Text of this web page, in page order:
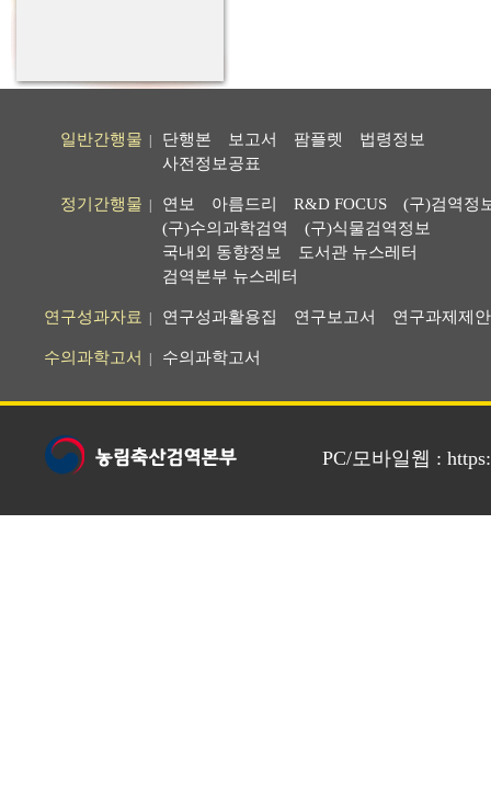
일반간행물 단행본 보고서 팜플렛
법령정보
사전정보공표
정기간행물 연보 아름드리 R&D FOCUS
(구)검역정
(구)수의과학검역
(구)식물검역정보
국내외 동향정보
도서관 뉴스레터
검역본부 뉴스레터
연구성과자료 연구성과활용집 연구보고서 연구과제제
수의과학고서 수의과학고서
PC/모바일웹 :